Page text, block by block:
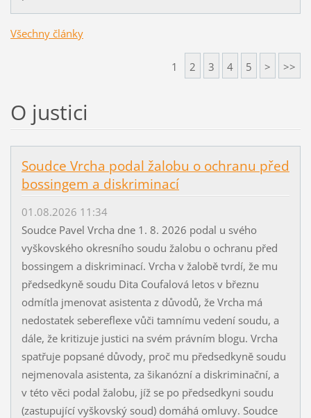
Všechny články
1 2 3 4 5 > >>
O justici
Soudce Vrcha podal žalobu o ochranu před
bossingem a diskriminací
01.08.2026 11:34
Soudce Pavel Vrcha dne 1. 8. 2026 podal u svého
vyškovského okresního soudu žalobu o ochranu před
bossingem a diskriminací. Vrcha v žalobě tvrdí, že mu
předsedkyně soudu Dita Coufalová letos v březnu
odmítla jmenovat asistenta z důvodů, že Vrcha má
nedostatek sebereflexe vůči tamnímu vedení soudu, a
dále, že kritizuje justici na svém právním blogu. Vrcha
spatřuje popsané důvody, proč mu předsedkyně soudu
nejmenovala asistenta, za šikanózní a diskriminační, a
v této věci podal žalobu, jíž se po předsedkyni soudu
(zastupující vyškovský soud) domáhá omluvy. Soudce